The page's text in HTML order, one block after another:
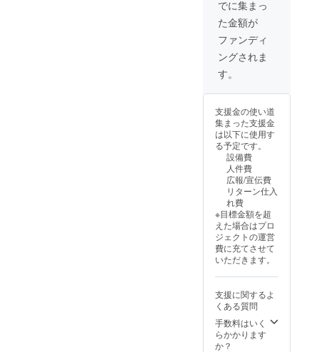
商品の
仕様、
デザイ
ンに関
しまし
になる
もござ
いま
す。ご
了承く
ださ
い。
いま
す。 ※
税・送
料込の
価格と
商品の
デザイ
ンに関
しまし
ては一
部変更
になる
可能性
もござ
す。ご
了承く
ださ
い。
でに集まっ
た金額が
ファンディ
ングされま
す。
支援金の使い道
集まった支援金
は以下に使用す
る予定です。
設備費
人件費
広報/宣伝費
リターン仕入
れ費
※目標金額を超
えた場合はプロ
ジェクトの運営
費に充てさせて
いただきます。
支援に関するよ
くある質問
手数料はいく
らかかります
か？